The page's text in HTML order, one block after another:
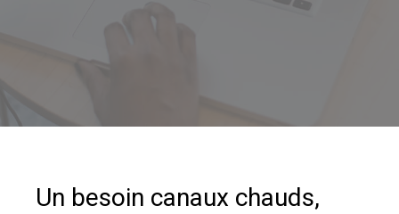
Un besoin canaux chauds,